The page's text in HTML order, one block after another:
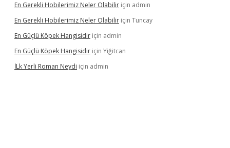
En Gerekli Hobilerimiz Neler Olabilir için admin
En Gerekli Hobilerimiz Neler Olabilir için Tuncay
En Güçlü Köpek Hangisidir için admin
En Güçlü Köpek Hangisidir için Yiğitcan
İLk Yerli Roman Neydi için admin